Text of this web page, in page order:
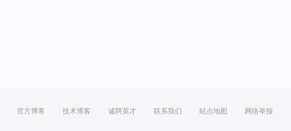
官方博客 技术博客 诚聘英才 联系我们 站点地图 网络举报